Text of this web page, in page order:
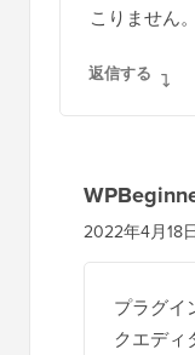
こりません。
返信する
2022年4月18
プラグイ
クエディ